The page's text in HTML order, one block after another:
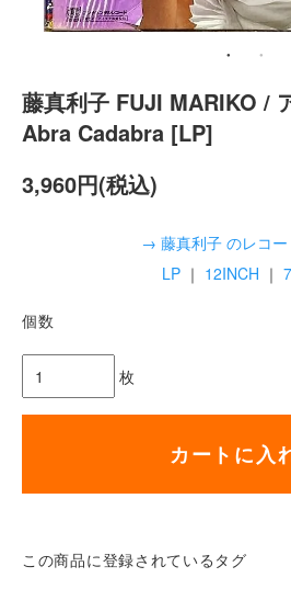
藤真利子 FUJI MARIKO /
Abra Cadabra [LP]
3,960円(税込)
→ 藤真利子 のレコー
LP｜ 12INCH ｜
個数
枚
カートに入
この商品に登録されているタグ